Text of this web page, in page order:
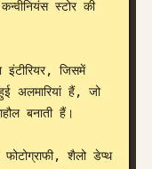
स्टोर की
इंटीरियर, जिसमें
अलमारियां हैं, जो
बनाती हैं।
शैलो डेप्थ